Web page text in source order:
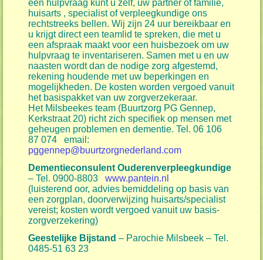
een hulpvraag kunt u zelf, uw partner of familie,
huisarts , specialist of verpleegkundige ons
rechtstreeks bellen. Wij zijn 24 uur bereikbaar en
u krijgt direct een teamlid te spreken, die met u
een afspraak maakt voor een huisbezoek om uw
hulpvraag te inventariseren. Samen met u en uw
naasten wordt dan de nodige zorg afgestemd,
rekening houdende met uw beperkingen en
mogelijkheden. De kosten worden vergoed vanuit
het basispakket van uw zorgverzekeraar.
Het Milsbeekes team (Buurtzorg PG Gennep,
Kerkstraat 20) richt zich specifiek op mensen met
geheugen problemen en dementie. Tel. 06 106
87 074 email:
pggennep@buurtzorgnederland.com
Dementieconsulent Ouderenverpleegkundige
– Tel. 0900-8803www.pantein.nl
(luisterend oor, advies bemiddeling op basis van
een zorgplan, doorverwijzing huisarts/specialist
vereist; kosten wordt vergoed vanuit uw basis-
zorgverzekering)
Geestelijke Bijstand – Parochie Milsbeek – Tel.
0485-51 63 23